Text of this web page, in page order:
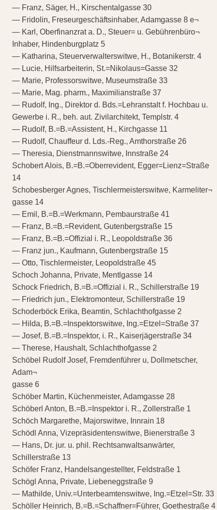
— Franz, Säger, H., Kirschentalgasse 30
— Fridolin, Freseurgeschäftsinhaber, Adamgasse 8 e¬
— Karl, Oberfinanzrat a. D., Steuer= u. Gebührenbüro¬
Inhaber, Hindenburgplatz 5
— Katharina, Steuerverwalterswitwe, H., Botanikerstr. 4
— Lucie, Hilfsarbeiterin, St.=Nikolaus=Gasse 32
— Marie, Professorswitwe, Museumstraße 33
— Marie, Mag. pharm., Maximilianstraße 37
— Rudolf, Ing., Direktor d. Bds.=Lehranstalt f. Hochbau u.
Gewerbe i. R., beh. aut. Zivilarchitekt, Templstr. 4
— Rudolf, B.=B.=Assistent, H., Kirchgasse 11
— Rudolf, Chauffeur d. Lds.-Reg., Amthorstraße 26
— Theresia, Dienstmannswitwe, Innstraße 24
Schobert Alois, B.=B.=Oberrevident, Egger=Lienz=Straße
14
Schobesberger Agnes, Tischlermeisterswitwe, Karmeliter¬
gasse 14
— Emil, B.=B.=Werkmann, Pembaurstraße 41
— Franz, B.=B.=Revident, Gutenbergstraße 15
— Franz, B.=B.=Offizial i. R., Leopoldstraße 36
— Franz jun., Kaufmann, Gutenbergstraße 15
— Otto, Tischlermeister, Leopoldstraße 45
Schoch Johanna, Private, Mentlgasse 14
Schock Friedrich, B.=B.=Offizial i. R., Schillerstraße 19
— Friedrich jun., Elektromonteur, Schillerstraße 19
Schoderböck Erika, Beamtin, Schlachthofgasse 2
— Hilda, B.=B.=Inspektorswitwe, Ing.=Etzel=Straße 37
— Josef, B.=B.=Inspektor, i. R., Kaiserjägerstraße 34
— Therese, Haushalt, Schlachthofgasse 2
Schöbel Rudolf Josef, Fremdenführer u, Dollmetscher,
Adam¬
gasse 6
Schöber Martin, Küchenmeister, Adamgasse 28
Schöberl Anton, B.=B.=Inspektor i. R., Zollerstraße 1
Schöch Margarethe, Majorswitwe, Innrain 18
Schödl Anna, Vizepräsidentenswitwe, Bienerstraße 3
— Hans, Dr. jur. u. phil. Rechtsanwaltsanwärter,
Schillerstraße 13
Schöfer Franz, Handelsangestellter, Feldstraße 1
Schögl Anna, Private, Liebeneggstraße 9
— Mathilde, Univ.=Unterbeamtenswitwe, Ing.=Etzel=Str. 33
Schöller Heinrich, B.=B.=Schaffner=Führer, Goethestraße 4